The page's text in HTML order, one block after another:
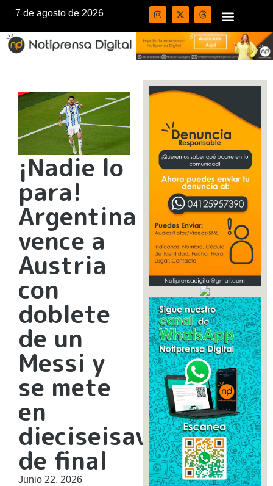
7 de agosto de 2026
¡Nadie lo
para!
Argentina
vence a
Austria
con
doblete
de un
Messi y
se mete
en
dieciseisavos
de final
Junio 22, 2026